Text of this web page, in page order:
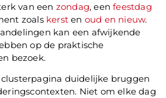
van een zondag, eenfeestdag
zoals kerst en oud en nieuw.
kan een afwijkende
op de praktische
bezoek.
duidelijke bruggen
Niet om elke dag